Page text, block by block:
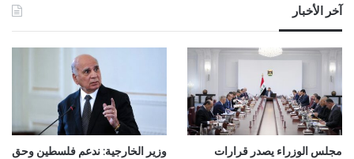
آخر الأخبار
مجلس الوزراء يصدر قرارات
وزير الخارجية: ندعم فلسطين وحق